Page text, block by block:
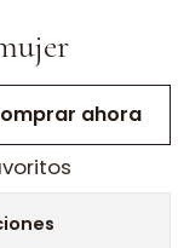
ahora